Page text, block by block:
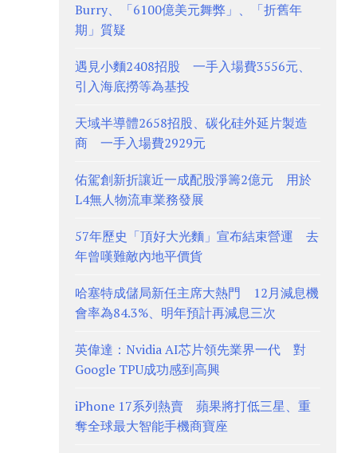
Burry、「6100億美元舞弊」、「折舊年
期」質疑
遇見小麵2408招股 一手入場費3556元、
引入海底撈等為基投
天域半導體2658招股、碳化硅外延片製造
商 一手入場費2929元
佑駕創新折讓近一成配股淨籌2億元 用於
L4無人物流車業務發展
57年歷史「頂好大光麵」宣布結束營運 去
年曾嘆難敵內地平價貨
哈塞特成儲局新任主席大熱門 12月減息機
會率為84.3%、明年預計再減息三次
英偉達：Nvidia AI芯片領先業界一代 對
Google TPU成功感到高興
iPhone 17系列熱賣 蘋果將打低三星、重
奪全球最大智能手機商寶座